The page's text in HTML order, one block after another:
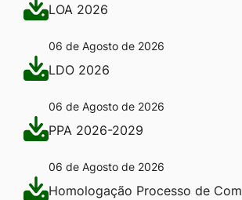
LOA 2026
06 de Agosto de 2026
LDO 2026
06 de Agosto de 2026
PPA 2026-2029
06 de Agosto de 2026
Homologação Processo de